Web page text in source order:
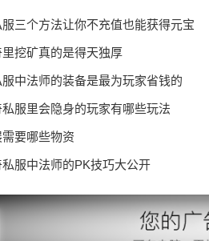
三个方法让你不充值也能获得元宝
挖矿真的是得天独厚
中法师的装备是最为玩家省钱的
服里会隐身的玩家有哪些玩法
要哪些物资
服中法师的PK技巧大公开